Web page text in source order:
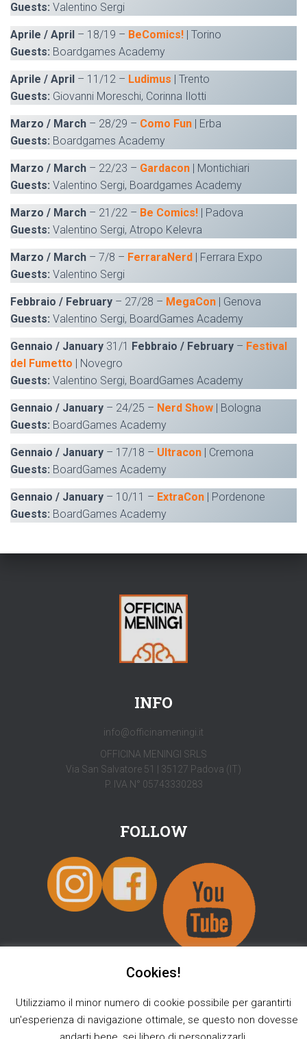
Guests: Valentino Sergi
Aprile / April – 18/19 – BeComics! | Torino
Guests: Boardgames Academy
Aprile / April – 11/12 – Ludimus | Trento
Guests: Giovanni Moreschi, Corinna Ilotti
Marzo / March – 28/29 – Como Fun | Erba
Guests: Boardgames Academy
Marzo / March – 22/23 – Gardacon | Montichiari
Guests: Valentino Sergi, Boardgames Academy
Marzo / March – 21/22 – Be Comics! | Padova
Guests: Valentino Sergi, Atropo Kelevra
Marzo / March – 7/8 – FerraraNerd
| Ferrara Expo
Guests: Valentino Sergi
Febbraio / February – 27/28 – MegaCon | Genova
Guests: Valentino Sergi, BoardGames Academy
Gennaio / January 31/1 Febbraio / February – Festival
del Fumetto | Novegro
Guests: Valentino Sergi, BoardGames Academy
Gennaio / January – 24/25 – Nerd Show | Bologna
Guests: BoardGames Academy
Gennaio / January – 17/18 – Ultracon | Cremona
Guests: BoardGames Academy
Gennaio / January – 10/11 – ExtraCon | Pordenone
Guests: BoardGames Academy
INFO
info@officinameningi.it
OFFICINA MENINGI SRLS
Via San Salvatore 51 | 35127 Padova (IT)
P. IVA N° 05743330283
FOLLOW
SHOP INFO BLOG TOUR 2026 [ENGLISH]
Cookies!
Utilizziamo il minor numero di cookie possibile per garantirti
un'esperienza di navigazione ottimale, se questo non dovesse